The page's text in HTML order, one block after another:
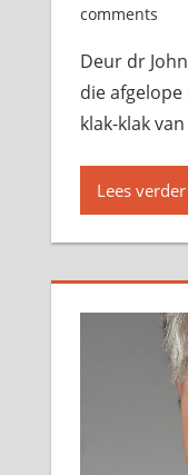
comments
Deur dr
die
klak-klak
Lees verder